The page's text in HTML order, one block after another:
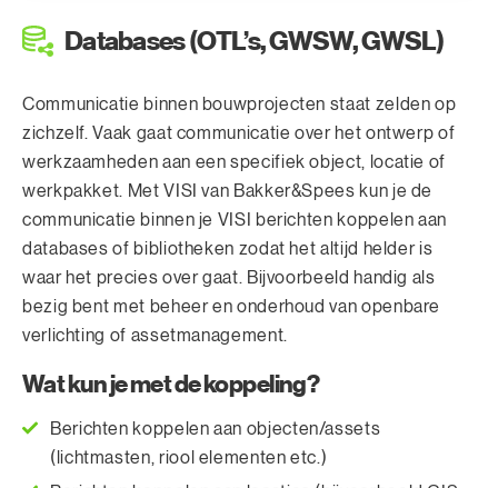
Databases (OTL’s, GWSW, GWSL)
Communicatie binnen bouwprojecten staat zelden op
zichzelf. Vaak gaat communicatie over het ontwerp of
werkzaamheden aan een specifiek object, locatie of
werkpakket. Met VISI van Bakker&Spees kun je de
communicatie binnen je VISI berichten koppelen aan
databases of bibliotheken zodat het altijd helder is
waar het precies over gaat. Bijvoorbeeld handig als
bezig bent met beheer en onderhoud van openbare
verlichting of assetmanagement.
Wat kun je met de koppeling?
Berichten koppelen aan objecten/assets
(lichtmasten, riool elementen etc.)